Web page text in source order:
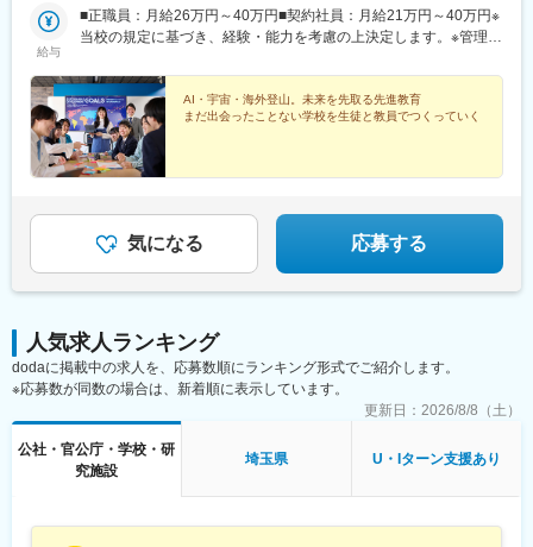
煙※各勤務地の詳細は下記一覧をご確認ください。
駅、渡辺橋駅、寺田町駅、貿易センター駅、芦屋駅(東海道本線)、
西神中央駅、姫路駅、新白島駅、薬院駅、水前寺駅、中洲通駅、
木町駅、日吉町駅、浜松駅、近鉄名古屋駅、西大路三条駅、西梅
田駅、三宮・花時計前駅、打出駅、山陽姫路駅、城北駅、薬院大
通駅、新水前寺駅前駅、市立病院前駅(鹿児島県)、仙台駅、面影橋
駅、参宮橋駅、板橋区役所前駅、立川南駅、西登戸駅、みなとみ
らい駅、音羽町駅、遠州病院駅、国際センター駅、西院駅(京福
通線)、西鉄平尾駅、都通駅
給与
■正職員：月給26万円～40万円■契約社員：月給21万円～40万円※
当校の規定に基づき、経験・能力を考慮の上決定します。※管理職
AI・宇宙・海外登山。未来を先取る先進教育
まだ出会ったことない学校を生徒と教員でつくっていく
気になる 応募する
人気求人ランキング
dodaに掲載中の求人を、応募数順にランキング形式でご紹介します。
※応募数が同数の場合は、新着順に表示しています。
更新日： 2026/8/8（土）
公社・官公庁・学校・研
究施設
埼玉県 U・Iターン支援あり